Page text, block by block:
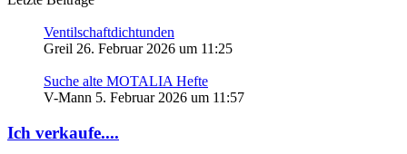
Ventilschaftdichtunden
Greil 26. Februar 2026 um 11:25
Suche alte MOTALIA Hefte
V-Mann 5. Februar 2026 um 11:57
Ich verkaufe....